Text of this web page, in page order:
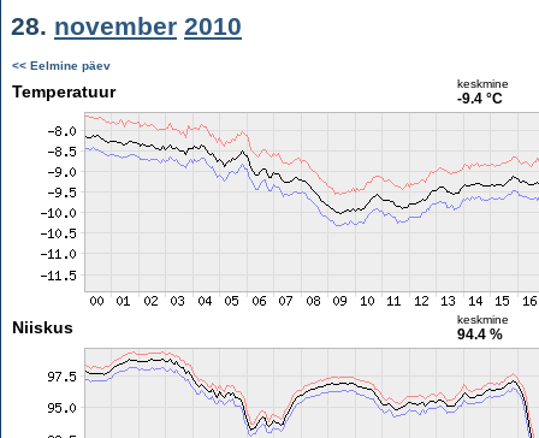
28. november 2010
<< Eelmine päev
Temperatuur keskmine
-9.4 °C
Niiskus keskmine
94.4 %